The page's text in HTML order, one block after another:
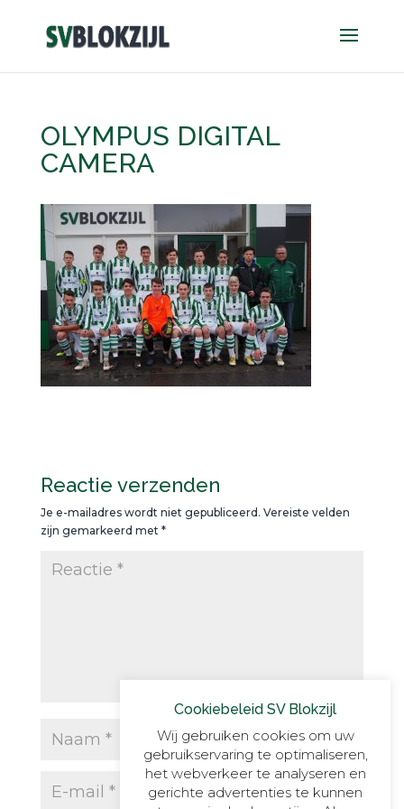
OLYMPUS DIGITAL
CAMERA
Reactie verzenden
Je e-mailadres wordt niet gepubliceerd. Vereiste velden
zijn gemarkeerd met *
Cookiebeleid SV Blokzijl
Wij gebruiken cookies om uw
gebruikservaring te optimaliseren,
het webverkeer te analyseren en
gerichte advertenties te kunnen